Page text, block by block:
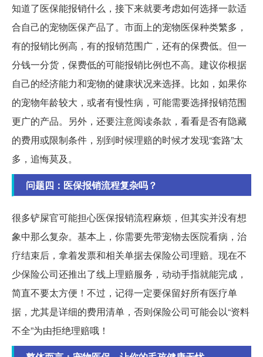
知道了医保能报销什么，接下来就要考虑如何选择一款适
合自己的宠物医保产品了。市面上的宠物医保种类繁多，
有的报销比例高，有的报销范围广，还有的保费低。但一
分钱一分货，保费低的可能报销比例也不高。建议你根据
自己的经济能力和宠物的健康状况来选择。比如，如果你
的宠物年龄较大，或者有慢性病，可能需要选择报销范围
更广的产品。另外，还要注意阅读条款，看看是否有隐藏
的费用或限制条件，别到时候理赔的时候才发现“套路”太
多，追悔莫及。
问题四：医保报销流程复杂吗？
很多铲屎官可能担心医保报销流程麻烦，但其实并没有想
象中那么复杂。基本上，你需要先带宠物去医院看病，治
疗结束后，拿着发票和相关单据去保险公司理赔。现在不
少保险公司还推出了线上理赔服务，动动手指就能完成，
简直不要太方便！不过，记得一定要保留好所有医疗单
据，尤其是详细的费用清单，否则保险公司可能会以“资料
不全”为由拒绝理赔哦！